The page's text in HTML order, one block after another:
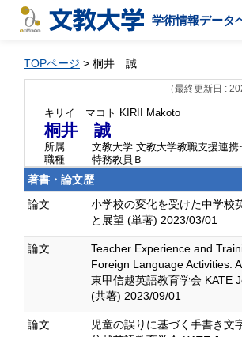
学術情報データ
TOPページ > 桐井 誠
（最終更新日 :
キリイ マコト KIRII Makoto
桐井 誠
所属
文教大学 文教大学教職支援連携
職種
特務教員Ｂ
著書・論文歴
論文
小学校の変化を受けた中学校
と展望 (単著) 2023/03/01
論文
Teacher Experience and
Foreign Language Activities:
東甲信越英語教育学会 KATE
(共著) 2023/09/01
論文
児童の誤りに基づく手書き文